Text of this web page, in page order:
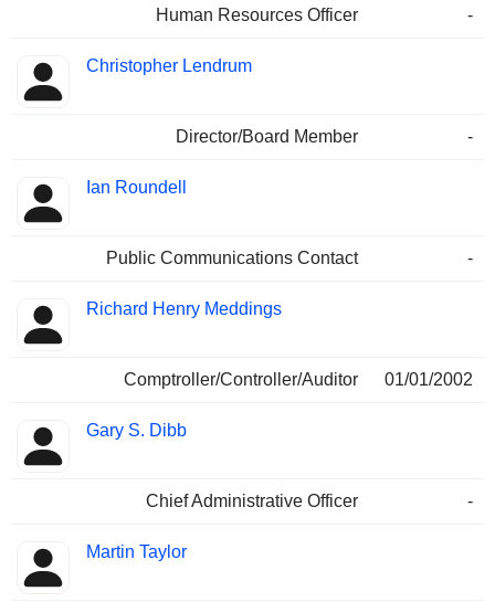
Human Resources Officer -
Christopher Lendrum
Director/Board Member -
Ian Roundell
Public Communications Contact -
Richard Henry Meddings
Comptroller/Controller/Auditor 01/01/2002
Gary S. Dibb
Chief Administrative Officer -
Martin Taylor